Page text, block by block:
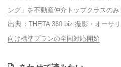
ング」を不動産仲介トップクラスの
THETA 360.biz 撮影・オーサ
向け標準プランの全国対応開始